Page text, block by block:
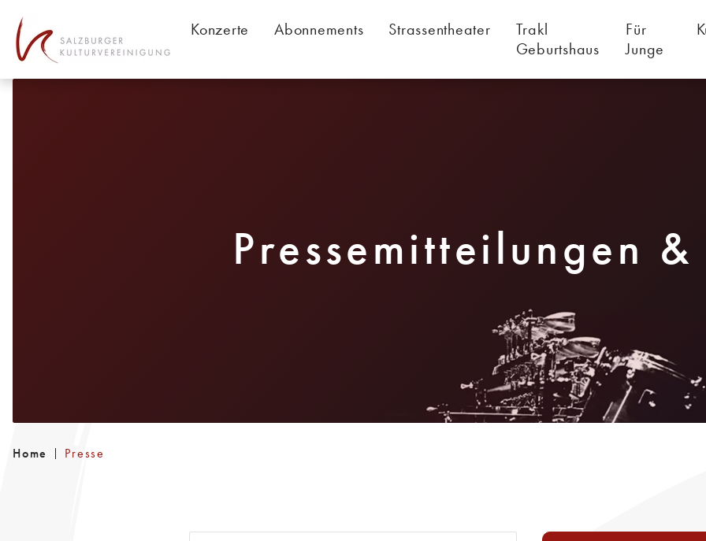
Konzerte Abonnements Strassentheater
Trakl
Geburtshaus
Für
Junge
Pressemitteilungen &
Home Presse